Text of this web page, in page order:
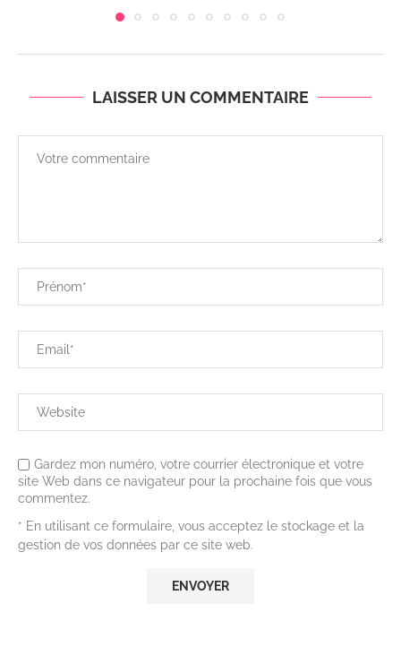
LAISSER UN COMMENTAIRE
Gardez mon numéro, votre courrier électronique et votre
site Web dans ce navigateur pour la prochaine fois que vous
commentez.
* En utilisant ce formulaire, vous acceptez le stockage et la
gestion de vos données par ce site web.